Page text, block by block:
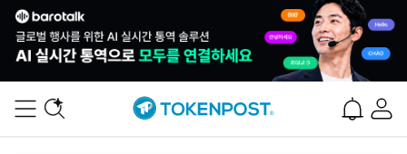
남아공, 기업 암호자산 국경 간 거래 제한 추진 58분 전
캐시 우드 “비트코인, 금 대비 성과 안정화” 31분 전